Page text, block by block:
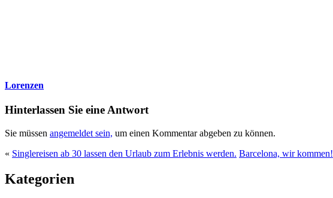
Lorenzen
Hinterlassen Sie eine Antwort
Sie müssen angemeldet sein, um einen Kommentar abgeben zu können.
« Singlereisen ab 30 lassen den Urlaub zum Erlebnis werden. Barcelona, wir kommen!
Kategorien